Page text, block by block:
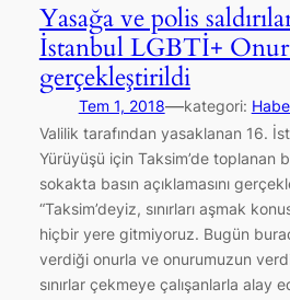
Yasağa ve polis
İstanbul LGBTİ+
gerçekleştirildi
Tem 1, 2018—kategori:
Valilik tarafından yasaklanan 16.
Yürüyüşü için Taksim’de toplanan
sokakta basın açıklamasını
“Taksim’deyiz, sınırları aşmak
hiçbir yere gitmiyoruz. Bugün
verdiği onurla ve onurumuzun
sınırlar çekmeye çalışanlarla alay